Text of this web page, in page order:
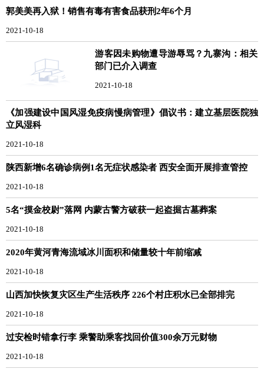
郭美美再入狱！销售有毒有害食品获刑2年6个月
2021-10-18
游客因未购物遭导游辱骂？九寨沟：相关
部门已介入调查
2021-10-18
《加强建设中国风湿免疫病慢病管理》倡议书：建立基层医院独
立风湿科
2021-10-18
陕西新增6名确诊病例1名无症状感染者 西安全面开展排查管控
2021-10-18
5名“摸金校尉”落网 内蒙古警方破获一起盗掘古墓葬案
2021-10-18
2020年黄河青海流域冰川面积和储量较十年前缩减
2021-10-18
山西加快恢复灾区生产生活秩序 226个村庄积水已全部排完
2021-10-18
过安检时错拿行李 乘警助乘客找回价值300余万元财物
2021-10-18